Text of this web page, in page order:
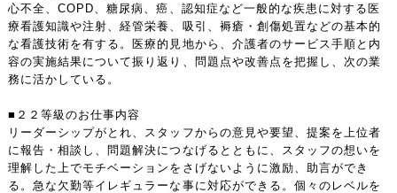
心不全、COPD、糖尿病、癌、認知症など一般的な疾患に対する医
療看護知識や注射、経管栄養、吸引、褥瘡・創傷処置などの基本的
な看護技術を有する。医療的見地から、介護者のサービス手順と内
容の実施結果について振り返り、問題点や改善点を把握し、次の業
務に活かしている。
■２２等級のお仕事内容
リーダーシップがとれ、スタッフからの意見や要望、提案を上位者
に報告・相談し、問題解決につなげるとともに、スタッフの想いを
理解した上でモチベーションをさげないように激励、助言ができ
る。急な欠勤等イレギュラーな事に対応ができる。個々のレベルを